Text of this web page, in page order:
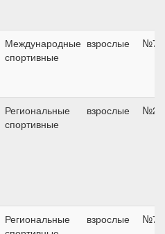
Международные
спортивные
взрослые №7,
Региональные
спортивные
взрослые №2,
Региональные
взрослые №7,